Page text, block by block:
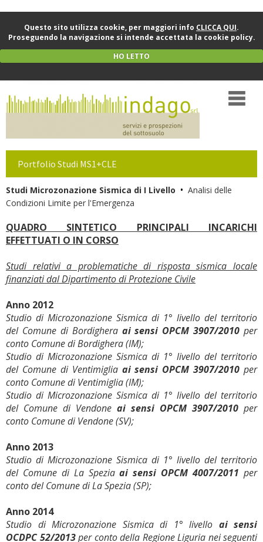
Questo sito utilizza cookie, per maggiori info CLICCA QUI.
Proseguendo la navigazione si intende accettata la cookie policy.
HO LETTO
Portfolio Studi MS1+CLE
Studi Microzonazione Sismica di I Livello • Analisi delle
Condizioni Limite per l'Emergenza
QUADRO SINTETICO PRINCIPALI INCARICHI
EFFETTUATI O IN CORSO
Studi relativi a problematiche di risposta sismica locale
finanziati dal Dipartimento di Protezione Civile
Anno 2012
Studio di Microzonazione Sismica di 1° livello del territorio
del Comune di Bordighera ai sensi OPCM 3907/2010 per
conto Comune di Bordighera (IM);
Studio di Microzonazione Sismica di 1° livello del territorio
del Comune di Ventimiglia ai sensi OPCM 3907/2010 per
conto Comune di Ventimiglia (IM);
Studio di Microzonazione Sismica di 1° livello del territorio
del Comune di Vendone ai sensi OPCM 3907/2010 per
conto Comune di Vendone (SV);
Anno 2013
Studio di Microzonazione Sismica di 1° livello del territorio
del Comune di La Speziaai sensi OPCM 4007/2011 per
conto del Comune di La Spezia (SP);
Anno 2014
Studio di Microzonazione Sismica di 1° livello ai sensi
OCDPC 52/2013per conto della Regione Liguria nei seguenti